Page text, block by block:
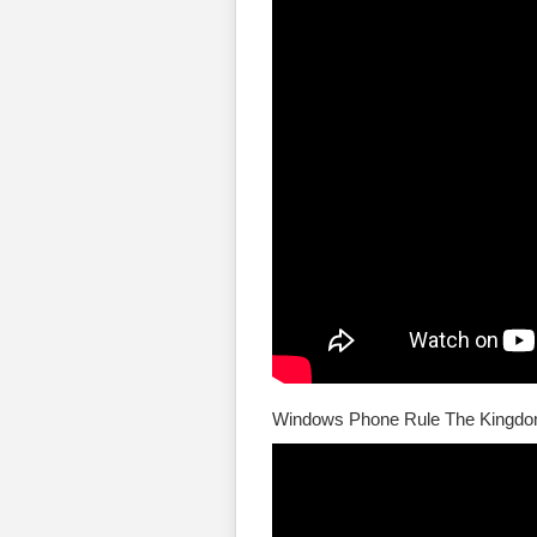
Windows Phone Rule The